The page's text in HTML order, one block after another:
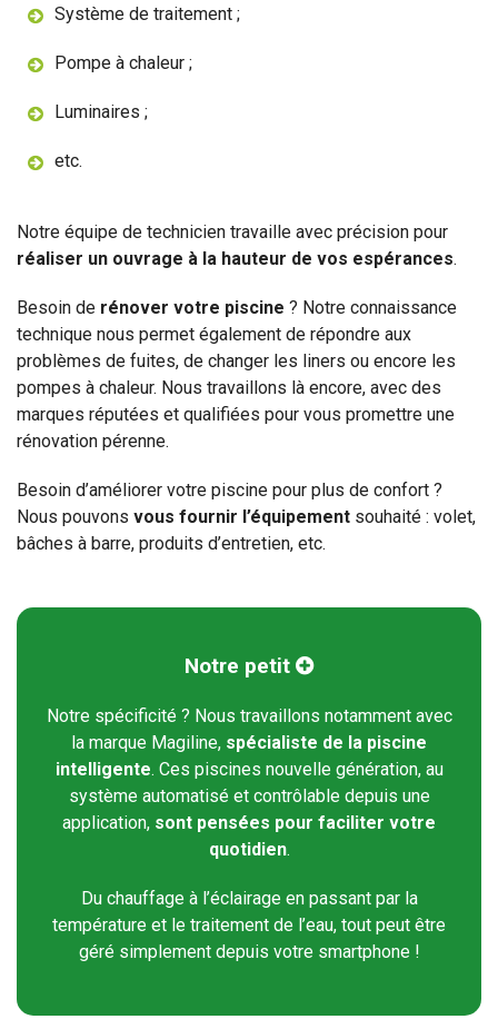
Système de traitement ;
Pompe à chaleur ;
Luminaires ;
etc.
Notre équipe de technicien travaille avec précision pour
réaliser un ouvrage à la hauteur de vos espérances.
Besoin de rénover votre piscine ? Notre connaissance
technique nous permet également de répondre aux
problèmes de fuites, de changer les liners ou encore les
pompes à chaleur. Nous travaillons là encore, avec des
marques réputées et qualifiées pour vous promettre une
rénovation pérenne.
Besoin d’améliorer votre piscine pour plus de confort ?
Nous pouvons vous fournir l’équipement souhaité : volet,
bâches à barre, produits d’entretien, etc.
Notre petit 
Notre spécificité ? Nous travaillons notamment avec
la marque Magiline, spécialiste de la piscine
intelligente. Ces piscines nouvelle génération, au
système automatisé et contrôlable depuis une
application, sont pensées pour faciliter votre
quotidien.
Du chauffage à l’éclairage en passant par la
température et le traitement de l’eau, tout peut être
géré simplement depuis votre smartphone !